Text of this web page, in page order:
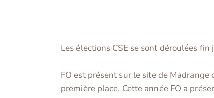
Les élections CSE se sont déroulées
FO est présent sur le site de Madrange
première place. Cette année FO a